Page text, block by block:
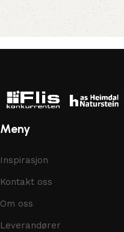
Meny
Inspirasjon
Kontakt oss
Om oss
Leverandører